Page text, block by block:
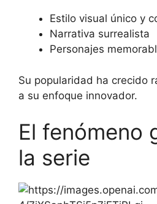
Estilo visual único y
Narrativa surrealista
Personajes
Su popularidad ha crecido
a su enfoque innovador.
El fenómeno
la serie